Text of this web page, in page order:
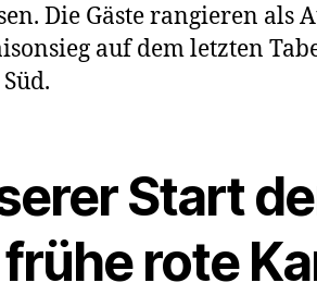
Die Gäste rangieren als
auf dem letzten
Start
rote